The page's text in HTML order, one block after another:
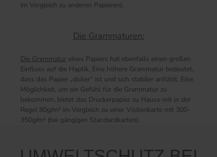
im Vergleich zu anderen Papieren).
Die Grammaturen:
Die Grammatur eines Papiers hat ebenfalls einen großen
Einfluss auf die Haptik. Eine höhere Grammatur bedeutet,
dass das Papier „dicker“ ist und sich stabiler anfühlt. Eine
Möglichkeit, um ein Gefühl für die Grammatur zu
bekommen, bietet das Druckerpapier zu Hause mit in der
Regel 80g/m² im Vergleich zu einer Visitenkarte mit 300-
350g/m² (bei gängigen Standardkarten).